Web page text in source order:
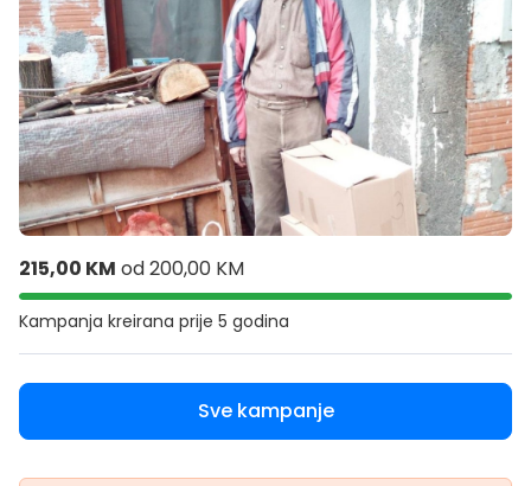
215,00 KM od200,00 KM
Kampanja kreirana prije 5 godina
Sve kampanje